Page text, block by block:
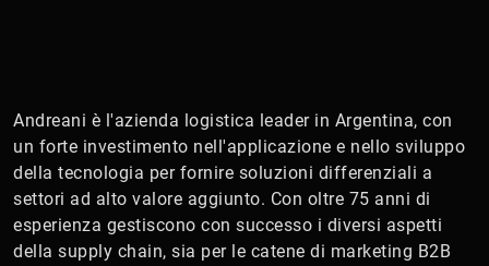
Andreani è l'azienda logistica leader in Argentina, con
un forte investimento nell'applicazione e nello sviluppo
della tecnologia per fornire soluzioni differenziali a
settori ad alto valore aggiunto. Con oltre 75 anni di
esperienza gestiscono con successo i diversi aspetti
della supply chain, sia per le catene di marketing B2B